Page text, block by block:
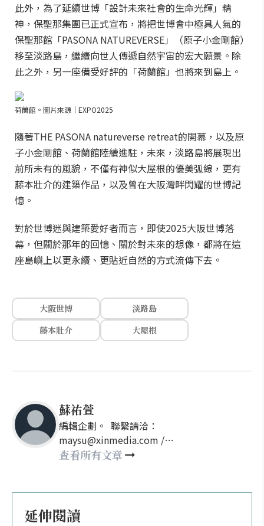
此外，為了延續世博「設計未來社會的生命光輝」精
神，保聖那集團已正式宣布，將把世博會中極具人氣的
保聖那館「PASONA NATUREVERSE」（原子小金剛館）
移至淡路島，繼續向世人傳遞自然宇宙的宏大願景。除
此之外，另一座備受好評的「荷蘭館」也將來到島上。
荷蘭館。圖片來源｜EXPO2025
隨著THE PASONA natureverse retreat的開幕，以及原
子小金剛館、荷蘭館陸續進駐，未來，淡路島將展現出
前所未有的風貌，不僅有神似大屋根的優美弧線，更有
藤本壯介的建築作品，以及曾在大阪灣畔閃耀的世博記
憶。
對於世博迷與建築愛好者而言，即使2025大阪世博落
幕，但關於那年的回憶、關於對未來的想像，都將在這
座島嶼上以更永續、更貼近自然的方式流傳下去。
大阪世博
淡路島
藤本壯介
大屋根
蘇祐萱
編輯企劃。 聯繫請洽：
maysu@xinmedia.com /
may860527@gmail.com
查看所有文章
延伸閱讀